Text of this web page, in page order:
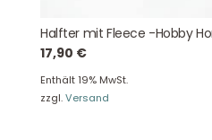
Halfter mit Fleece -Hobby
17,90 €
Enthält 19% MwSt.
zzgl.Versand
Tel: +49 2129
E-Mail: